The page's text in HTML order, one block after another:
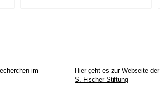
im
Hier geht es zur Webseite der
S. Fischer Stiftung